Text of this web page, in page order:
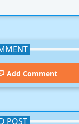
Add Comment
POST